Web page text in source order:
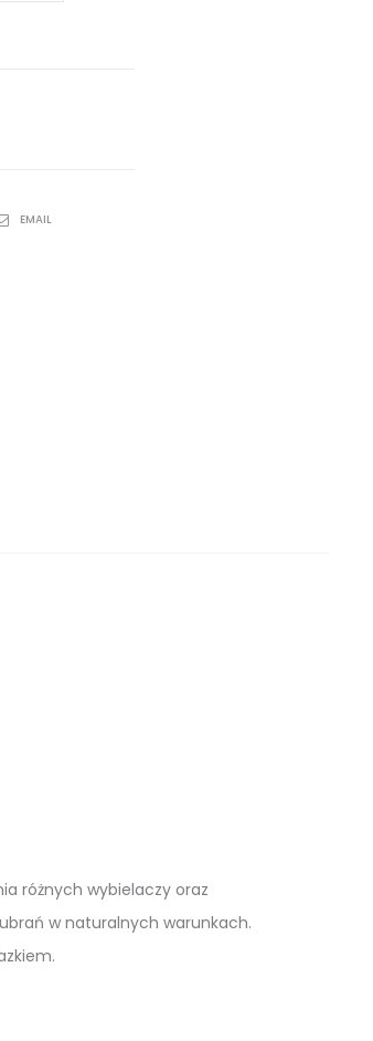
EMAIL
różnych wybielaczy oraz
w naturalnych warunkach.